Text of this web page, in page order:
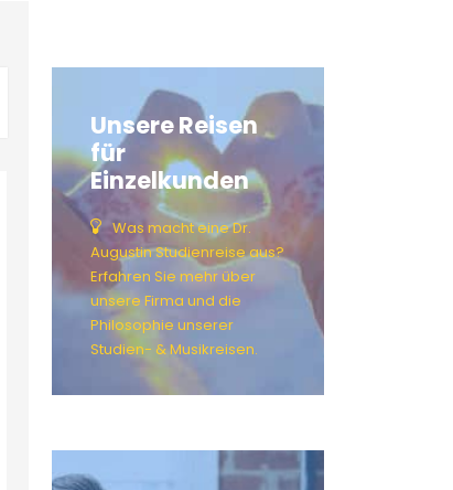
Unsere Reisen
für
Einzelkunden
Was macht eine Dr.
Augustin Studienreise aus?
Erfahren Sie mehr über
unsere Firma und die
Philosophie unserer
Studien- & Musikreisen.